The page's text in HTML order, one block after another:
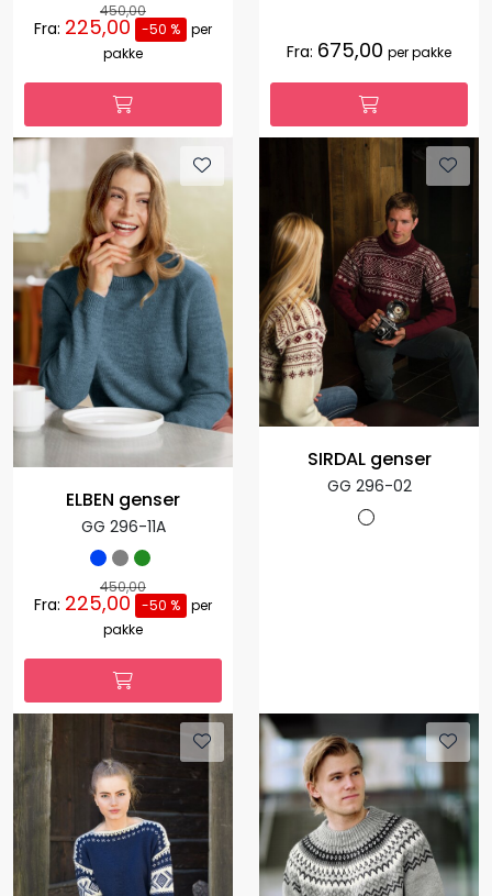
450,00
Fra: 225,00 -50 % per
pakke
Fra: 675,00 per pakke
ELBEN genser
GG 296-11A
450,00
Fra: 225,00 -50 % per
pakke
SIRDAL genser
GG 296-02